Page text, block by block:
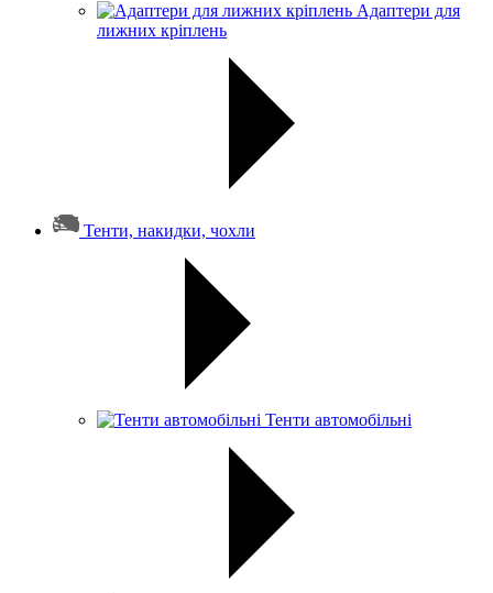
Адаптери для
лижних кріплень
Тенти, накидки, чохли
Тенти автомобільні